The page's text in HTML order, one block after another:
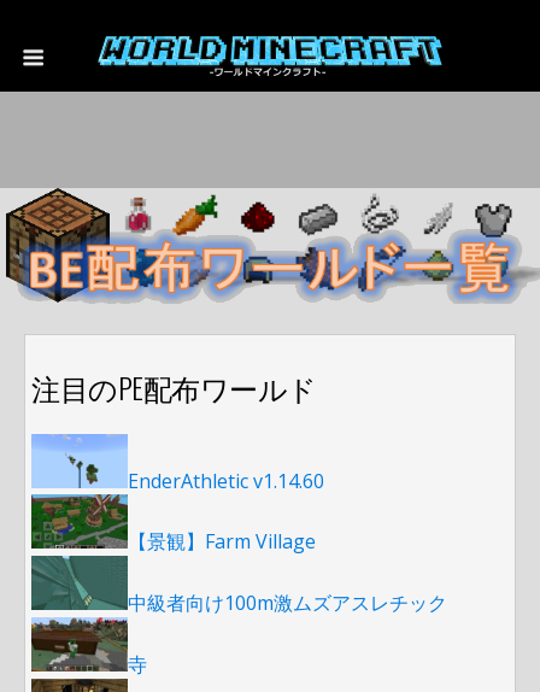
注目のPE配布ワールド
EnderAthletic v1.14.60
【景観】Farm Village
中級者向け100m激ムズアスレチック
寺